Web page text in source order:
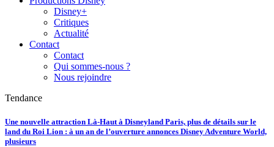
Disney+
Critiques
Actualité
Contact
Contact
Qui sommes-nous ?
Nous rejoindre
Tendance
Une nouvelle attraction Là-Haut à Disneyland Paris, plus de détails sur le
land du Roi Lion : à un an de l’ouverture annonces Disney Adventure World,
plusieurs